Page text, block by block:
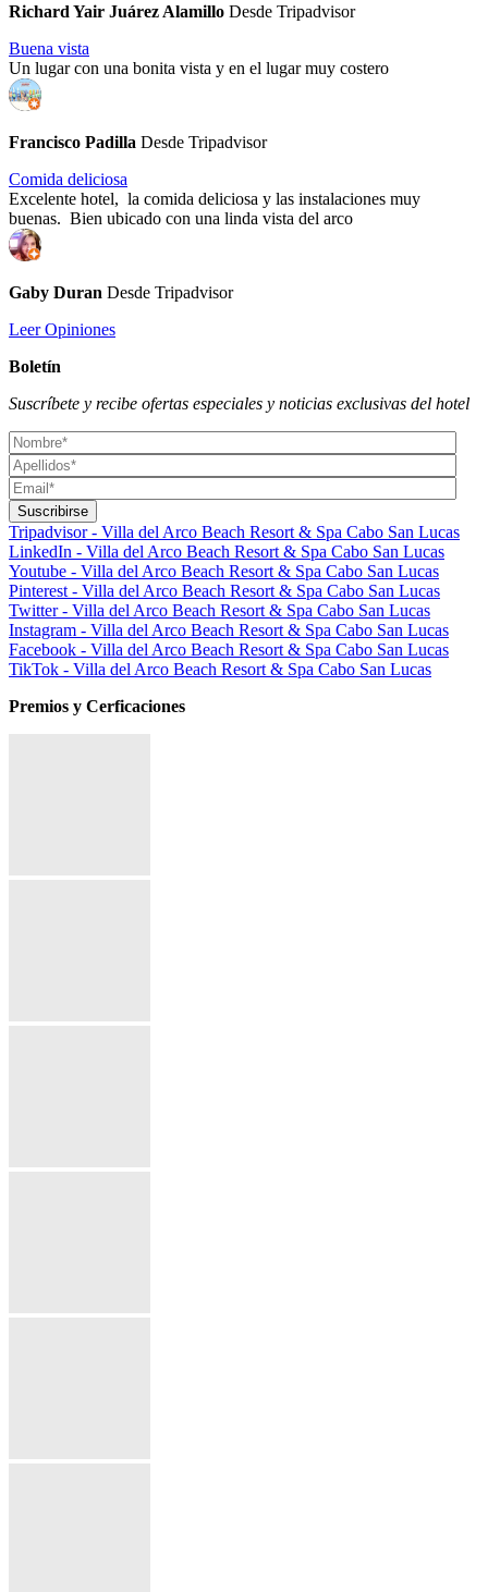
Richard Yair Juárez Alamillo Desde Tripadvisor
Buena vista
Un lugar con una bonita vista y en el lugar muy costero
Francisco Padilla Desde Tripadvisor
Comida deliciosa
Excelente hotel, la comida deliciosa y las instalaciones muy
buenas. Bien ubicado con una linda vista del arco
Gaby Duran Desde Tripadvisor
Leer Opiniones
Boletín
Suscríbete y recibe ofertas especiales y noticias exclusivas del hotel
Tripadvisor - Villa del Arco Beach Resort & Spa Cabo San Lucas
LinkedIn - Villa del Arco Beach Resort & Spa Cabo San Lucas
Youtube - Villa del Arco Beach Resort & Spa Cabo San Lucas
Pinterest - Villa del Arco Beach Resort & Spa Cabo San Lucas
Twitter - Villa del Arco Beach Resort & Spa Cabo San Lucas
Instagram - Villa del Arco Beach Resort & Spa Cabo San Lucas
Facebook - Villa del Arco Beach Resort & Spa Cabo San Lucas
TikTok - Villa del Arco Beach Resort & Spa Cabo San Lucas
Premios y Cerficaciones